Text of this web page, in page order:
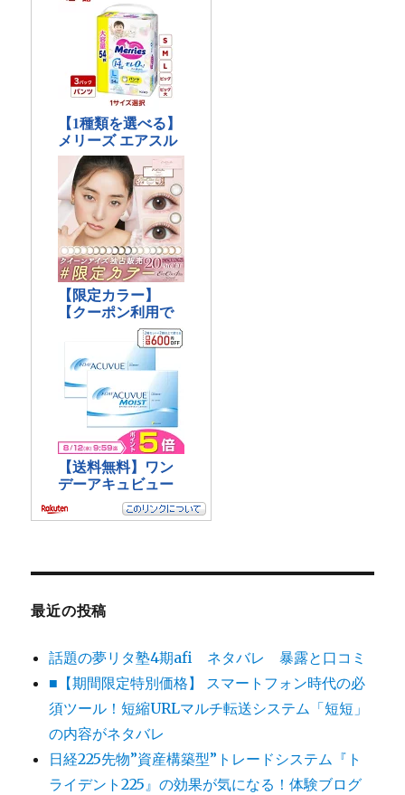
最近の投稿
話題の夢リタ塾4期afi ネタバレ 暴露と口コミ
■【期間限定特別価格】 スマートフォン時代の必
須ツール！短縮URLマルチ転送システム「短短」
の内容がネタバレ
日経225先物”資産構築型”トレードシステム『ト
ライデント225』の効果が気になる！体験ブログ